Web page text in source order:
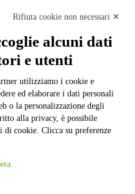
by Gruppo Spaggiari
& New Social Media
Rifiuta cookie non necessari ✕
alcuni dati
e utenti
utilizziamo i cookie e
ed elaborare i dati personali
o la personalizzazione degli
alla privacy, è possibile
di cookie. Clicca su preferenze